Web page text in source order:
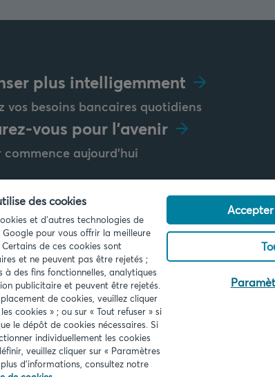
plus intelligemment
vos besoins bancaires quotidiens
vous pour l'avenir
commence aujourd'hui
nous un message
+32
© 2026 Keytrade bank, succursale belge d'Arkéa Direct Bank
des cookies
et d'autres technologies de
pour vous offrir la meilleure
de ces cookies sont
et ne peuvent pas être rejetés ;
à des fins fonctionnelles, analytiques
publicitaire et peuvent être rejetés.
de cookies, veuillez cliquer
cookies » ; ou sur « Tout refuser » si
le dépôt de cookies nécessaires. Si
individuellement les cookies
veuillez cliquer sur « Paramètres
d'informations, consultez notre
Accepter